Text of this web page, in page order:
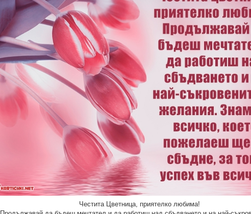
Честита Цветница, приятелко любима!